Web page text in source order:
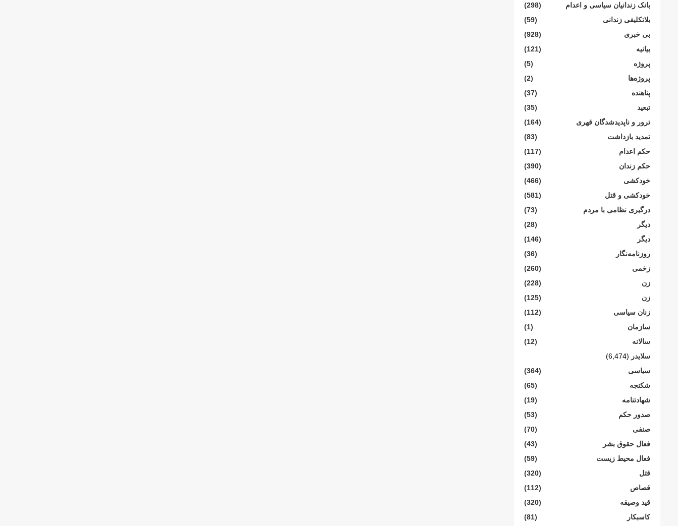
بانک زندانیان سیاسی و اعدام
(298)
بلاتکلیفی زندانی
(59)
بی خبری
(928)
بیانیە
(121)
پروژە
(5)
پروژەها
(2)
پناهنده
(37)
تبعید
(35)
ترور و ناپدیدشدگان قهری
(164)
تمدید بازداشت
(83)
حکم اعدام
(117)
حکم زندان
(390)
خودکشی
(466)
خودکشی و قتل
(581)
درگیری نظامی با مردم
(73)
دیگر
(28)
دیگر
(146)
روزنامەنگار
(36)
زخمی
(260)
زن
(228)
زن
(125)
زنان سیاسی
(112)
سازمان
(1)
سالانە
(12)
سلایدر (6,474)
سیاسی
(364)
شکنجە
(65)
شهادتنامە
(19)
صدور حکم
(53)
صنفی
(70)
فعال حقوق بشر
(43)
فعال محیط زیست
(59)
قتل
(320)
قصاص
(112)
قید وصیقه
(320)
کاسبکار
(81)